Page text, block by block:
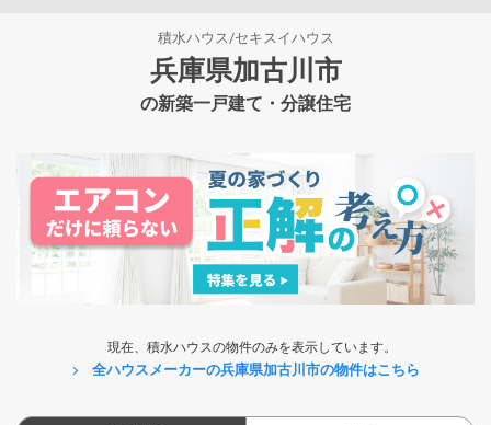
積水ハウス/セキスイハウス
兵庫県加古川市
の新築一戸建て・分譲住宅
現在、積水ハウスの物件のみを表示しています。
全ハウスメーカーの兵庫県加古川市の物件はこちら